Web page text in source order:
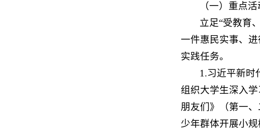
（一）重点活
立足“受教育
一件惠民实事、
实践任务。
1.习近平新时
组织大学生深入
朋友们》（第一
少年群体开展小